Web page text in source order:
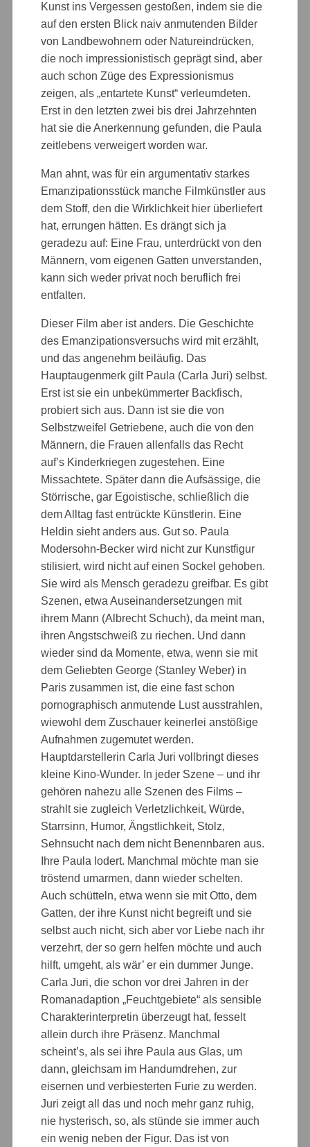
Kunst ins Vergessen gestoßen, indem sie die
auf den ersten Blick naiv anmutenden Bilder
von Landbewohnern oder Natureindrücken,
die noch impressionistisch geprägt sind, aber
auch schon Züge des Expressionismus
zeigen, als „entartete Kunst“ verleumdeten.
Erst in den letzten zwei bis drei Jahrzehnten
hat sie die Anerkennung gefunden, die Paula
zeitlebens verweigert worden war.
Man ahnt, was für ein argumentativ starkes
Emanzipationsstück manche Filmkünstler aus
dem Stoff, den die Wirklichkeit hier überliefert
hat, errungen hätten. Es drängt sich ja
geradezu auf: Eine Frau, unterdrückt von den
Männern, vom eigenen Gatten unverstanden,
kann sich weder privat noch beruflich frei
entfalten.
Dieser Film aber ist anders. Die Geschichte
des Emanzipationsversuchs wird mit erzählt,
und das angenehm beiläufig. Das
Hauptaugenmerk gilt Paula (Carla Juri) selbst.
Erst ist sie ein unbekümmerter Backfisch,
probiert sich aus. Dann ist sie die von
Selbstzweifel Getriebene, auch die von den
Männern, die Frauen allenfalls das Recht
auf’s Kinderkriegen zugestehen. Eine
Missachtete. Später dann die Aufsässige, die
Störrische, gar Egoistische, schließlich die
dem Alltag fast entrückte Künstlerin. Eine
Heldin sieht anders aus. Gut so. Paula
Modersohn-Becker wird nicht zur Kunstfigur
stilisiert, wird nicht auf einen Sockel gehoben.
Sie wird als Mensch geradezu greifbar. Es gibt
Szenen, etwa Auseinandersetzungen mit
ihrem Mann (Albrecht Schuch), da meint man,
ihren Angstschweiß zu riechen. Und dann
wieder sind da Momente, etwa, wenn sie mit
dem Geliebten George (Stanley Weber) in
Paris zusammen ist, die eine fast schon
pornographisch anmutende Lust ausstrahlen,
wiewohl dem Zuschauer keinerlei anstößige
Aufnahmen zugemutet werden.
Hauptdarstellerin Carla Juri vollbringt dieses
kleine Kino-Wunder. In jeder Szene – und ihr
gehören nahezu alle Szenen des Films –
strahlt sie zugleich Verletzlichkeit, Würde,
Starrsinn, Humor, Ängstlichkeit, Stolz,
Sehnsucht nach dem nicht Benennbaren aus.
Ihre Paula lodert. Manchmal möchte man sie
tröstend umarmen, dann wieder schelten.
Auch schütteln, etwa wenn sie mit Otto, dem
Gatten, der ihre Kunst nicht begreift und sie
selbst auch nicht, sich aber vor Liebe nach ihr
verzehrt, der so gern helfen möchte und auch
hilft, umgeht, als wär’ er ein dummer Junge.
Carla Juri, die schon vor drei Jahren in der
Romanadaption „Feuchtgebiete“ als sensible
Charakterinterpretin überzeugt hat, fesselt
allein durch ihre Präsenz. Manchmal
scheint’s, als sei ihre Paula aus Glas, um
dann, gleichsam im Handumdrehen, zur
eisernen und verbiesterten Furie zu werden.
Juri zeigt all das und noch mehr ganz ruhig,
nie hysterisch, so, als stünde sie immer auch
ein wenig neben der Figur. Das ist von